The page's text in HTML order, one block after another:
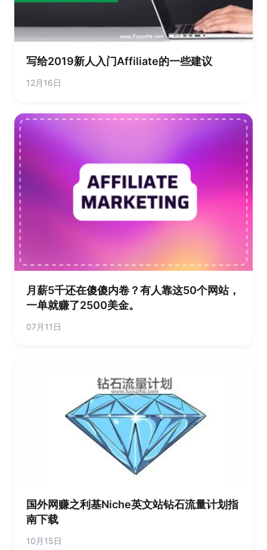
写给2019新人入门Affiliate的一些建议
12月16日
月薪5千还在傻傻内卷？有人靠这50个网站，
一单就赚了2500美金。
07月11日
国外网赚之利基Niche英文站钻石流量计划指
南下载
10月15日